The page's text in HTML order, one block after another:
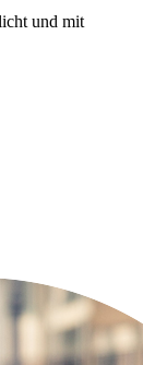
und mit